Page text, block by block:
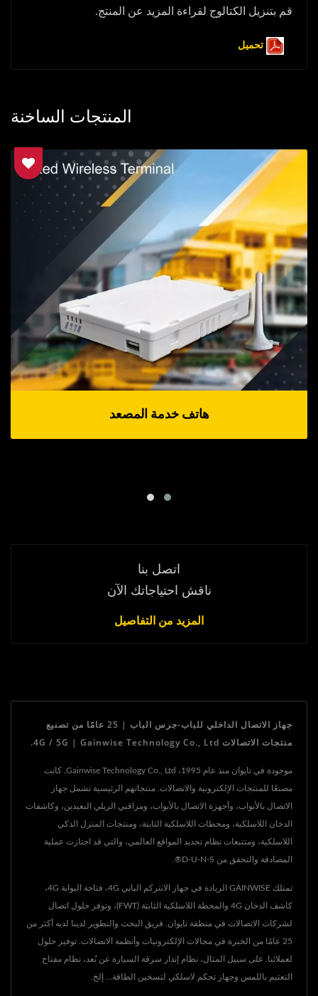
قم بتنزيل الكتالوج لقراءة المزيد عن المنتج.
تحميل
المنتجات الساخنة
هاتف خدمة المصعد
اتصل بنا
ناقش احتياجاتك الآن
المزيد من التفاصيل
جهاز الاتصال الداخلي للباب-جرس الباب | 25 عامًا من تصنيع
منتجات الاتصالات 4G / 5G | Gainwise Technology Co., Ltd.
موجودة في تايوان منذ عام 1995، Gainwise Technology Co., Ltd. كانت
مصنعًا للمنتجات الإلكترونية والاتصالات. منتجاتهم الرئيسية تشمل جهاز
الاتصال بالأبواب، وأجهزة الاتصال بالأبواب، ومراقبي الريلي البعيدين، وكاشفات
الدخان اللاسلكية، ومحطات اللاسلكية الثابتة، ومنتجات المنزل الذكي
اللاسلكية، ومتتبعات نظام تحديد المواقع العالمي، والتي قد اجتازت عملية
المصادقة والتحقق من D-U-N-S®.
تمتلك GAINWISE الريادة في جهاز الانتركم البابي 4G، فتاحة البوابة 4G،
كاشف الدخان 4G والمحطة اللاسلكية الثابتة (FWT)، وتوفر حلول اتصال
لشركات الاتصالات في منطقة تايوان. فريق البحث والتطوير لدينا لديه أكثر من
25 عامًا من الخبرة في مجالات الإلكترونيات وأنظمة الاتصالات. توفير حلول
لعملائنا. على سبيل المثال، نظام إنذار سرقة السيارة عن بُعد، نظام مفتاح
التعتيم باللمس وجهاز تحكم لاسلكي لتسخين الطاقة... إلخ.